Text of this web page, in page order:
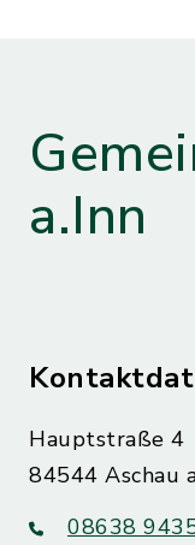
a.Inn
Hauptstraße 4
84544 Aschau
08638